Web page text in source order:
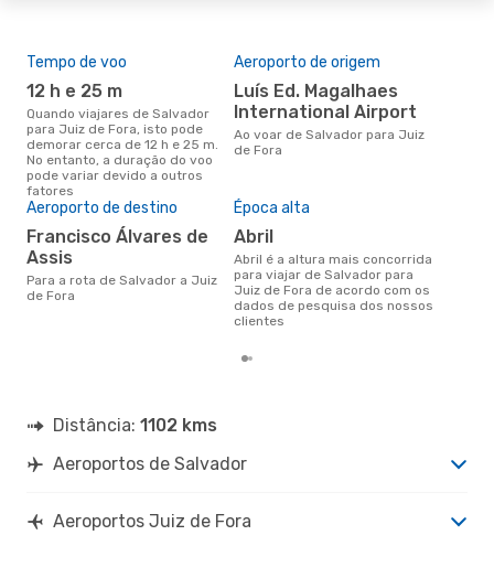
Tempo de voo
12 h e 25 m
Quando viajares de Salvador
para Juiz de Fora, isto pode
demorar cerca de 12 h e 25 m.
No entanto, a duração do voo
pode variar devido a outros
fatores
Aeroporto de origem
Luís Ed. Magalhaes
International Airport
Ao voar de Salvador para Juiz
de Fora
Aeroporto de destino
Francisco Álvares de
Assis
Para a rota de Salvador a Juiz
de Fora
Época alta
abril
abril é a altura mais concorrida
para viajar de Salvador para
Juiz de Fora de acordo com os
dados de pesquisa dos nossos
clientes
Distância: 1102 kms
Aeroportos de Salvador
Aeroportos Juiz de Fora